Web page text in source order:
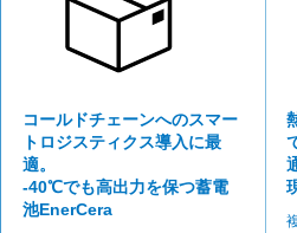
コールドチェーンへのスマー
トロジスティクス導入に最
適。
-40℃でも高出力を保つ蓄電
池EnerCera